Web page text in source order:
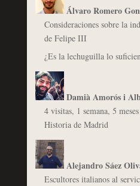
Álvaro Romero
Consideraciones sobre la
de Felipe III
¿Es la lechuguilla lo
Damià Amorós i
4 visitas, 1 semana, 5
Historia de Madrid
Alejandro Sáez
Escultores italianos al